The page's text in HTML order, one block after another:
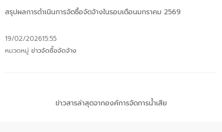
สรุปผลการดำเนินการจัดซื้อจัดจ้างในรอบเดือนมกราคม 2569
19/02/202615:55
หมวดหมู่ ข่าวจัดซื้อจัดจ้าง
ข่าวสารล่าสุดจากองค์การจัดการน้ำเสีย